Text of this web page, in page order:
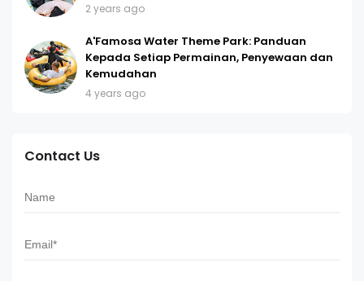
2 years ago
A'Famosa Water Theme Park: Panduan
Kepada Setiap Permainan, Penyewaan dan
Kemudahan
4 years ago
Contact Us